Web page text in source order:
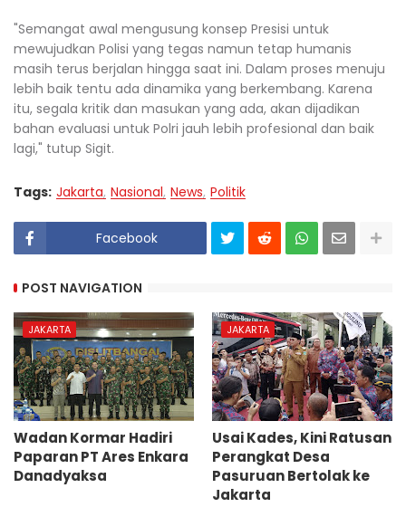
"Semangat awal mengusung konsep Presisi untuk
mewujudkan Polisi yang tegas namun tetap humanis
masih terus berjalan hingga saat ini. Dalam proses menuju
lebih baik tentu ada dinamika yang berkembang. Karena
itu, segala kritik dan masukan yang ada, akan dijadikan
bahan evaluasi untuk Polri jauh lebih profesional dan baik
lagi," tutup Sigit.
Tags: Jakarta Nasional News Politik
Facebook
POST NAVIGATION
JAKARTA
Wadan Kormar Hadiri
Paparan PT Ares Enkara
Danadyaksa
JAKARTA
Usai Kades, Kini Ratusan
Perangkat Desa
Pasuruan Bertolak ke
Jakarta